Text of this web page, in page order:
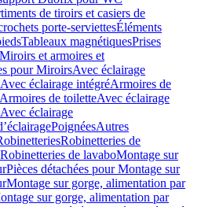
de tiroirs et casiers de
porte-serviettesÉléments
Tableaux magnétiquesPrises
Miroirs et armoires et
pour MiroirsAvec éclairage
éclairage intégréArmoires de
de toiletteAvec éclairage
éclairage
PoignéesAutres
Robinetteries de
de lavaboMontage sur
Pièces détachées pour Montage sur
Montage sur gorge, alimentation par
sur gorge, alimentation par